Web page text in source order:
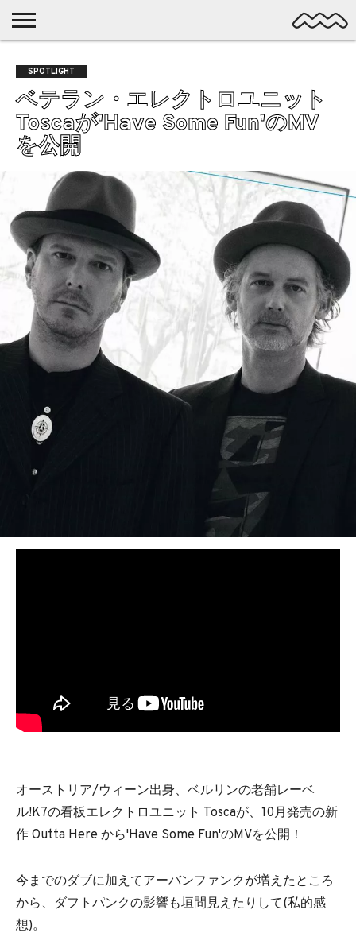
MUSIC
LATEST
POSTS
SPOTLIGHT
NYP
/ DL
DISCOVERY
ROCK
POP
ALTERNATIVE
ELECTRONIC
SSW
PSYCH
LO-
FI
GARAGE
EXPERIMENTAL
SYNTHPOP
PUNK
SHOEGAZE
SOUL
BEDROOM
SPOTLIGHT
ベテラン・エレクトロユニット
Toscaが'Have Some Fun'のMV
を公開
オーストリア/ウィーン出身、ベルリンの老舗レーベ
ル!K7の看板エレクトロユニット Toscaが、10月発売の新
作 Outta Here から'Have Some Fun'のMVを公開！
今までのダブに加えてアーバンファンクが増えたところ
から、ダフトパンクの影響も垣間見えたりして(私的感
想)。